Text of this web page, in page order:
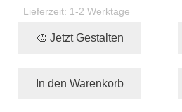
Lieferzeit: 1-2 Werktage
🎨 Jetzt Gestalten
In den Warenkorb